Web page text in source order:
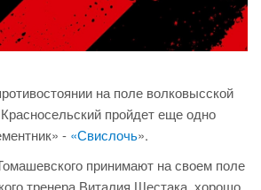
на поле волковысской
пройдет еще одно
- «Свислочь».
принимают на своем поле
тренера Виталия Шестака, хорошо